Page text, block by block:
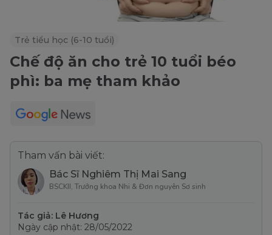
Trẻ tiểu học (6-10 tuổi)
Chế độ ăn cho trẻ 10 tuổi béo
phì: ba mẹ tham khảo
Tham vấn bài viết:
Bác Sĩ Nghiêm Thị Mai Sang
BSCKII, Trưởng khoa Nhi & Đơn nguyên Sơ sinh
Tác giả: Lê Hương
Ngày cập nhật: 28/05/2022